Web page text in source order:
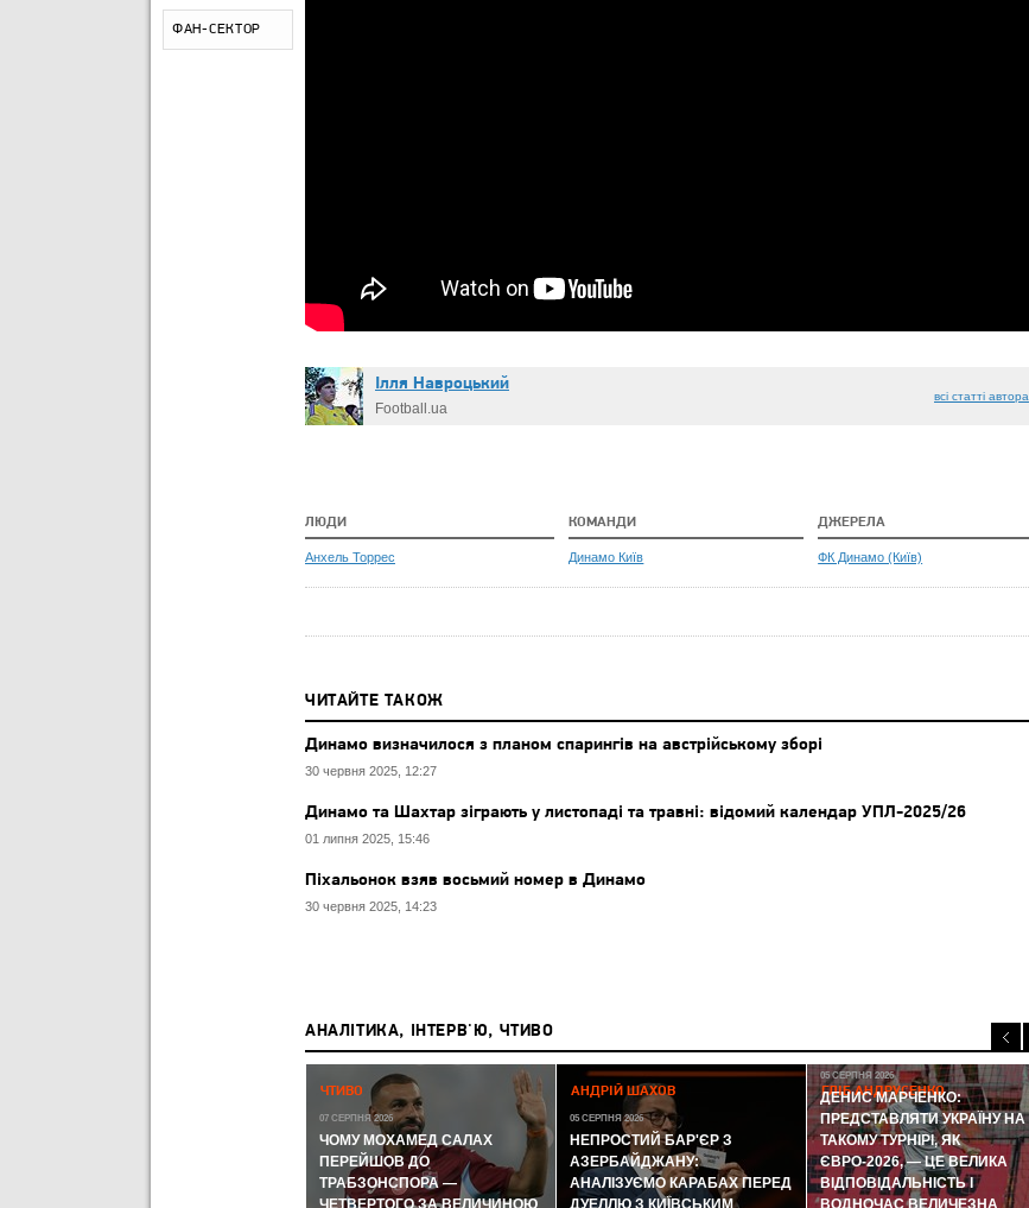
ФАН-СЕКТОР
Ілля Навроцький
Football.ua
всі статті автора
ЛЮДИ
Анхель Торрес
КОМАНДИ
Динамо Київ
ДЖЕРЕЛА
ФК Динамо (Київ)
ЧИТАЙТЕ ТАКОЖ
Динамо визначилося з планом спарингів на австрійському зборі
30 червня 2025, 12:27
Динамо та Шахтар зіграють у листопаді та травні: відомий календар УПЛ-2025/26
01 липня 2025, 15:46
Піхальонок взяв восьмий номер в Динамо
30 червня 2025, 14:23
АНАЛІТИКА, ІНТЕРВ'Ю, ЧТИВО
ЧТИВО
07 СЕРПНЯ 2026
ЧОМУ МОХАМЕД САЛАХ
ПЕРЕЙШОВ ДО
ТРАБЗОНСПОРА —
ЧЕТВЕРТОГО ЗА ВЕЛИЧИНОЮ
АНДРІЙ ШАХОВ
05 СЕРПНЯ 2026
НЕПРОСТИЙ БАР'ЄР З
АЗЕРБАЙДЖАНУ:
АНАЛІЗУЄМО КАРАБАХ ПЕРЕД
ДУЕЛЛЮ З КИЇВСЬКИМ
ГЛІБ АНДРУСЕНКО
05 СЕРПНЯ 2026
ДЕНИС МАРЧЕНКО:
ПРЕДСТАВЛЯТИ УКРАЇНУ НА
ТАКОМУ ТУРНІРІ, ЯК
ЄВРО-2026, — ЦЕ ВЕЛИКА
ВІДПОВІДАЛЬНІСТЬ І
ВОДНОЧАС ВЕЛИЧЕЗНА